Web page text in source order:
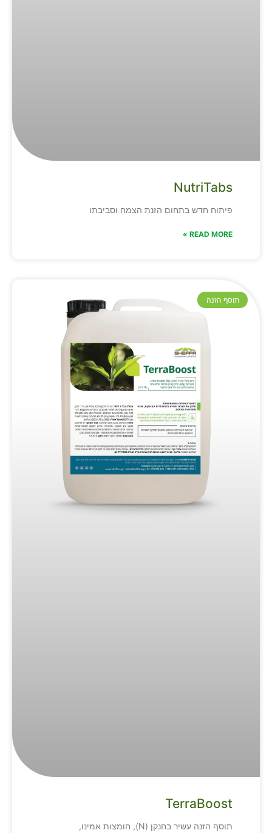
NutriTabs
פיתוח חדש בתחום הזנת הצמח וסביבתו
READ MORE »
תוסף הזנה
TerraBoost
תוסף הזנה עשיר בחנקן (N), חומצות אמינו,